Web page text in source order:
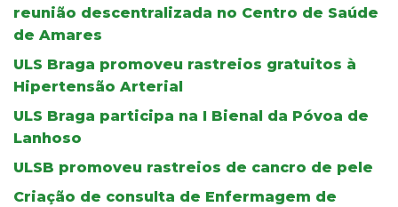
reunião descentralizada no Centro de Saúde
de Amares
ULS Braga promoveu rastreios gratuitos à
Hipertensão Arterial
ULS Braga participa na I Bienal da Póvoa de
Lanhoso
ULSB promoveu rastreios de cancro de pele
Criação de consulta de Enfermagem de